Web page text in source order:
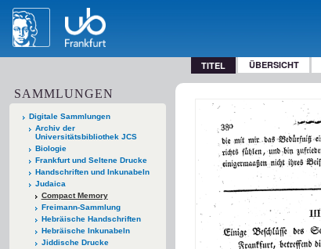
TITEL ÜBERSICHT
SAMMLUNGEN
Digitale Sammlungen
Archiv der
Universitätsbibliothek JCS
Biologie
Frankfurt und Seltene Drucke
Handschriften und Inkunabeln
Judaica
Compact Memory
Freimann-Sammlung
Hebräische Handschriften
Hebräische Inkunabeln
Jiddische Drucke